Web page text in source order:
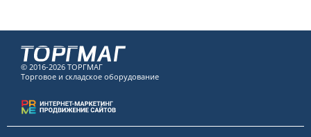
© 2016-2026 ТОРГМАГ
Торговое и складское оборудование